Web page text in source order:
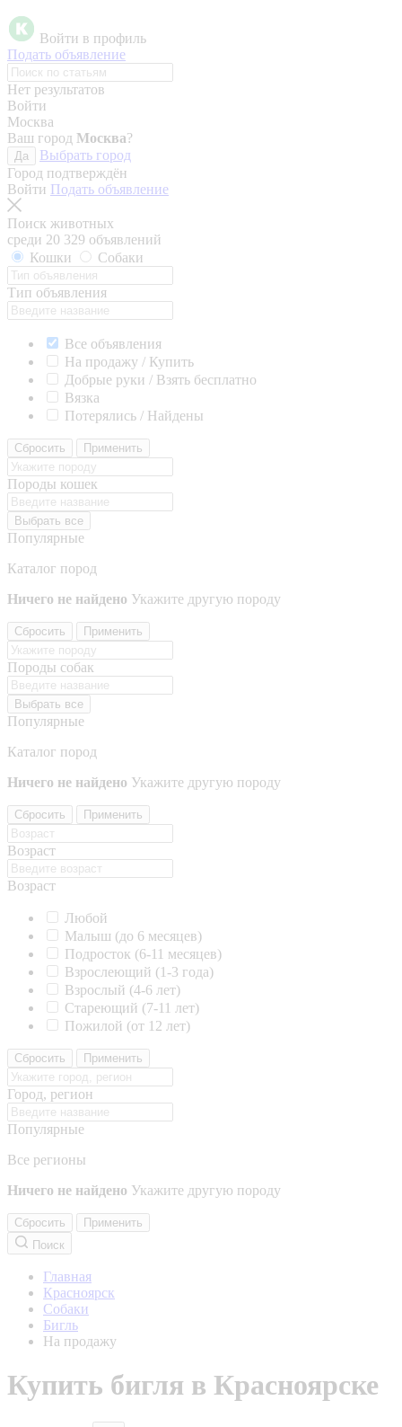
Войти в профиль
Подать объявление
Нет результатов
Войти
Москва
Ваш город Москва?
Да
Выбрать город
Город подтверждён
Войти Подать объявление
Поиск животных
среди 20 329 объявлений
Кошки
Собаки
Тип объявления
Все объявления
На продажу / Купить
Добрые руки / Взять бесплатно
Вязка
Потерялись / Найдены
Сбросить Применить
Породы кошек
Выбрать все
Популярные
Каталог пород
Ничего не найдено Укажите другую породу
Сбросить Применить
Породы собак
Выбрать все
Популярные
Каталог пород
Ничего не найдено Укажите другую породу
Сбросить Применить
Возраст
Возраст
Любой
Малыш (до 6 месяцев)
Подросток (6-11 месяцев)
Взрослеющий (1-3 года)
Взрослый (4-6 лет)
Стареющий (7-11 лет)
Пожилой (от 12 лет)
Сбросить Применить
Город, регион
Популярные
Все регионы
Ничего не найдено Укажите другую породу
Сбросить
Применить
Поиск
Главная
Красноярск
Собаки
Бигль
На продажу
Купить бигля в Красноярске